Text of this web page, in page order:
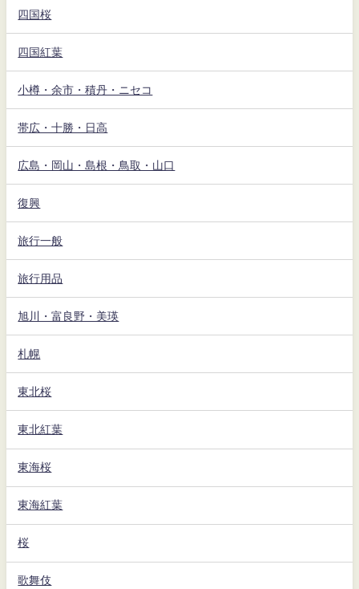
四国桜
四国紅葉
小樽・余市・積丹・ニセコ
帯広・十勝・日高
広島・岡山・島根・鳥取・山口
復興
旅行一般
旅行用品
旭川・富良野・美瑛
札幌
東北桜
東北紅葉
東海桜
東海紅葉
桜
歌舞伎